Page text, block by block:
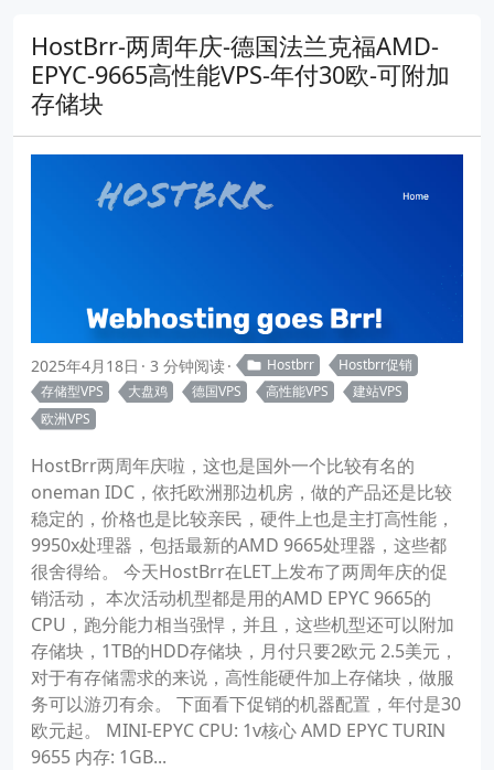
HostBrr-两周年庆-德国法兰克福AMD-
EPYC-9665高性能VPS-年付30欧-可附加
存储块
2025年4月18日 3 分钟阅读 Hostbrr
Hostbrr促销
存储型VPS
大盘鸡 德国VPS 高性能VPS
建站VPS
欧洲VPS
HostBrr两周年庆啦，这也是国外一个比较有名的
oneman IDC，依托欧洲那边机房，做的产品还是比较
稳定的，价格也是比较亲民，硬件上也是主打高性能，
9950x处理器，包括最新的AMD 9665处理器，这些都
很舍得给。 今天HostBrr在LET上发布了两周年庆的促
销活动， 本次活动机型都是用的AMD EPYC 9665的
CPU，跑分能力相当强悍，并且，这些机型还可以附加
存储块，1TB的HDD存储块，月付只要2欧元 2.5美元，
对于有存储需求的来说，高性能硬件加上存储块，做服
务可以游刃有余。 下面看下促销的机器配置，年付是30
欧元起。 MINI-EPYC CPU: 1v核心 AMD EPYC TURIN
9655 内存: 1GB...